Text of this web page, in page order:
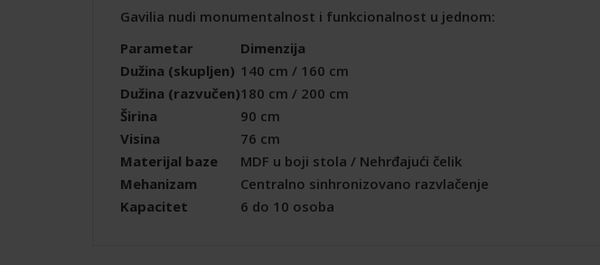
Gavilia nudi monumentalnost i funkcionalnost u jednom:
Parametar
Dimenzija
Dužina (skupljen) 140 cm / 160 cm
Dužina (razvučen)180 cm / 200 cm
Širina
90 cm
Visina
76 cm
Materijal baze
MDF u boji stola / Nehrđajući čelik
Mehanizam
Centralno sinhronizovano razvlačenje
Kapacitet
6 do 10 osoba